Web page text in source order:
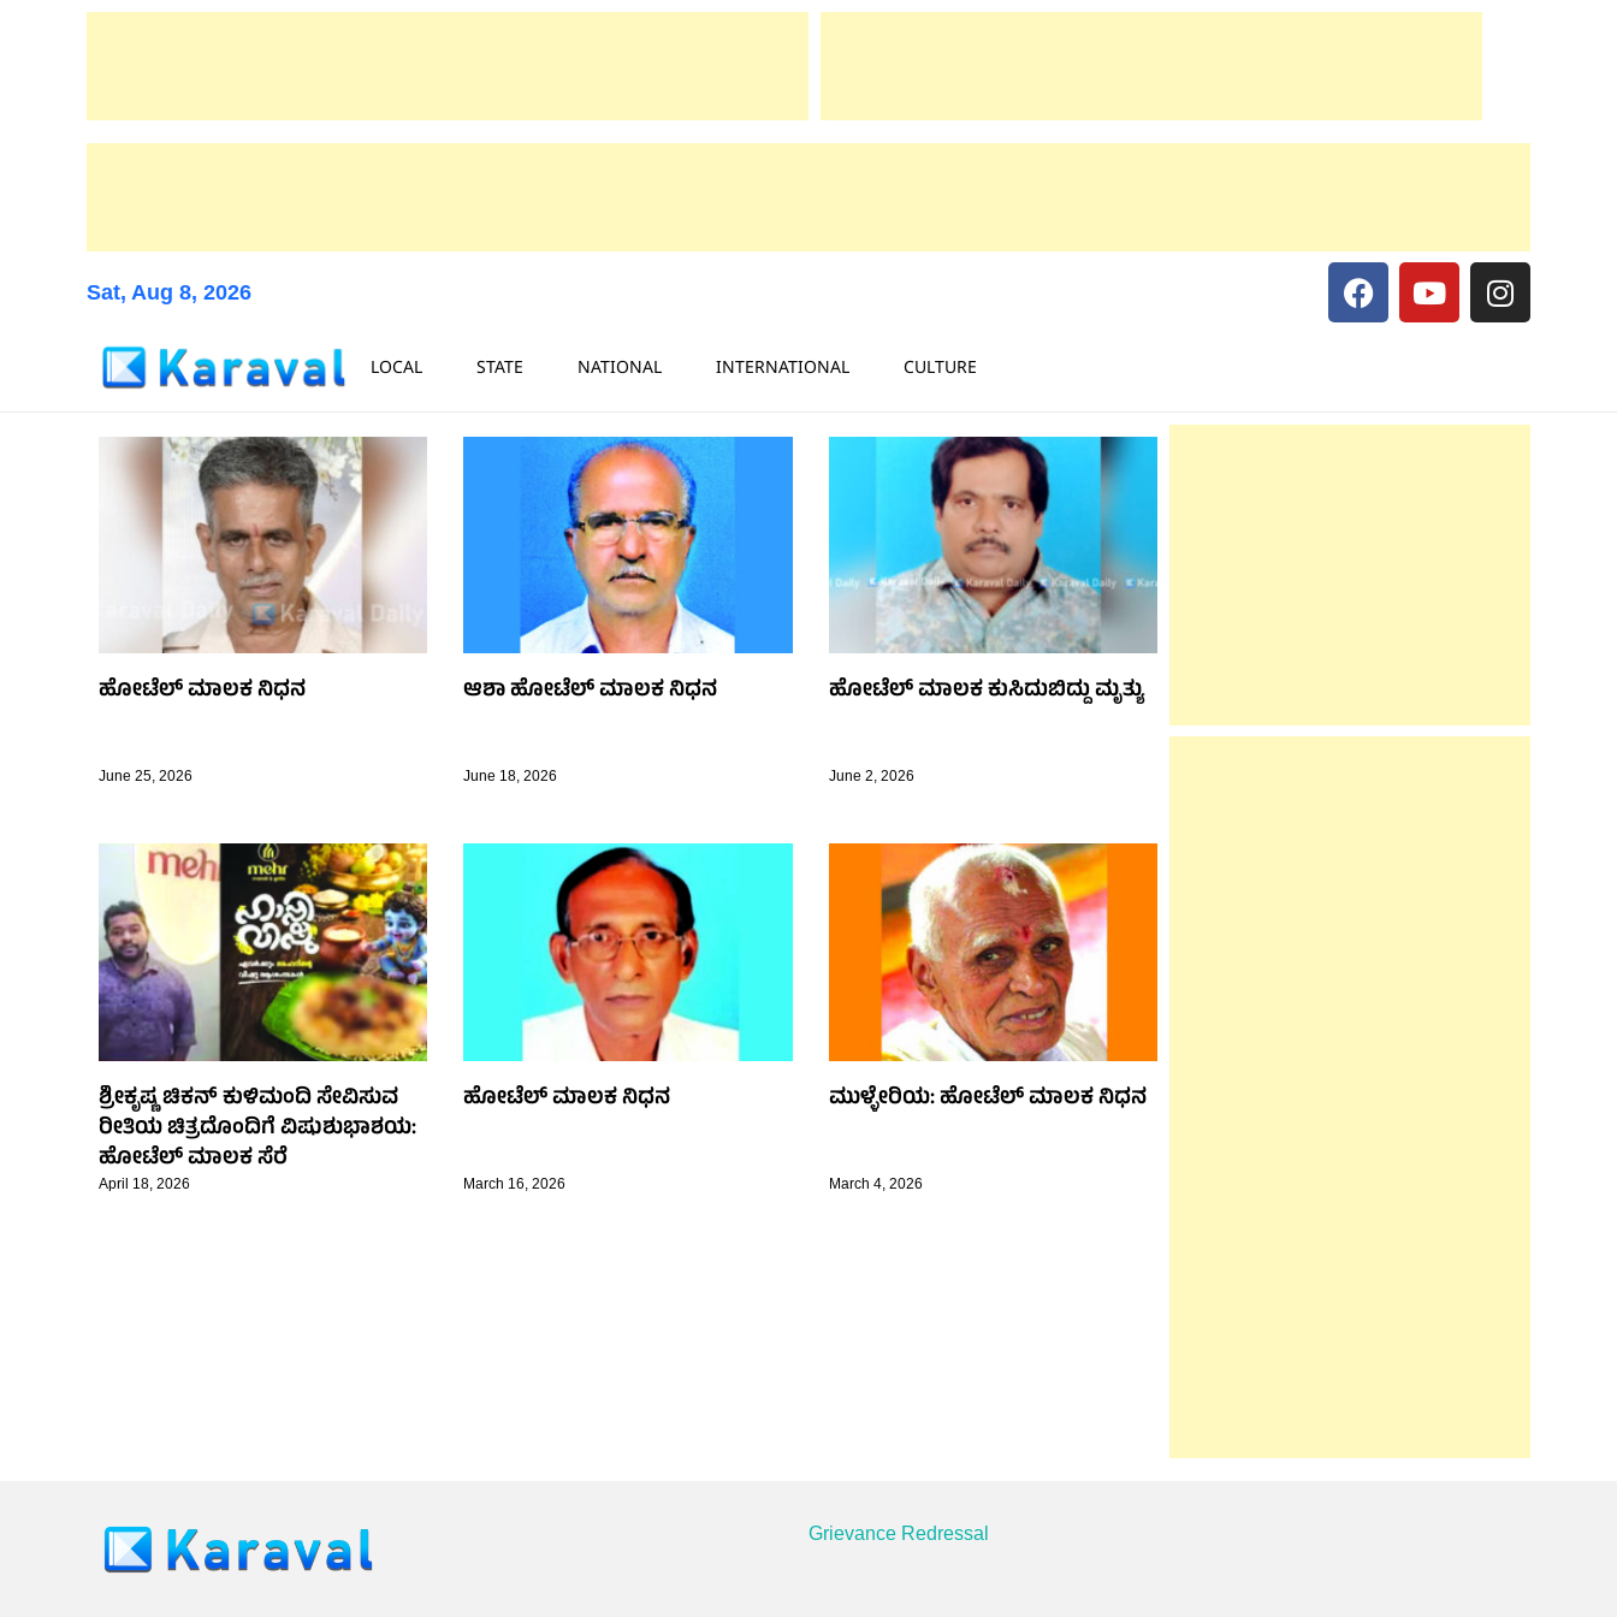
Sat, Aug 8, 2026
LOCAL STATE NATIONAL INTERNATIONAL CULTURE
ಹೋಟೆಲ್ ಮಾಲಕ ನಿಧನ
June 25, 2026
ಆಶಾ ಹೋಟೆಲ್ ಮಾಲಕ ನಿಧನ
June 18, 2026
ಹೋಟೆಲ್ ಮಾಲಕ ಕುಸಿದುಬಿದ್ದು ಮೃತ್ಯು
June 2, 2026
ಶ್ರೀಕೃಷ್ಣ ಚಿಕನ್ ಕುಳಿಮಂದಿ ಸೇವಿಸುವ
ರೀತಿಯ ಚಿತ್ರದೊಂದಿಗೆ ವಿಷುಶುಭಾಶಯ:
ಹೋಟೆಲ್ ಮಾಲಕ ಸೆರೆ
April 18, 2026
ಹೋಟೆಲ್ ಮಾಲಕ ನಿಧನ
March 16, 2026
ಮುಳ್ಳೇರಿಯ: ಹೋಟೆಲ್ ಮಾಲಕ ನಿಧನ
March 4, 2026
Grievance Redressal